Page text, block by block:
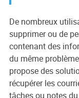
De nombreux
supprimer ou de
contenant des
du même
propose des
récupérer les
tâches ou notes